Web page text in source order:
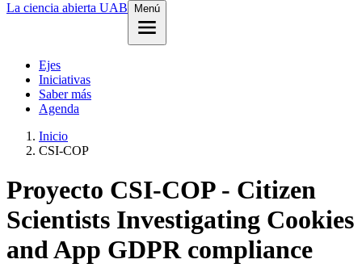
La ciencia abierta UAB
Menú
Ejes
Iniciativas
Saber más
Agenda
Inicio
CSI-COP
Proyecto CSI-COP - Citizen
Scientists Investigating Cookies
and App GDPR compliance